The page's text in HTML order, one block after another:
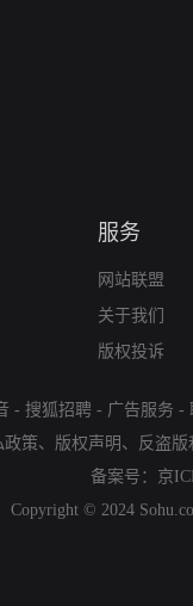
服务
网站联盟
关于我们
版权投诉
- 搜狐招聘 - 广告服务 -
政策、 版权声明 、 反盗版
备案号： 京
Copyright © 2024